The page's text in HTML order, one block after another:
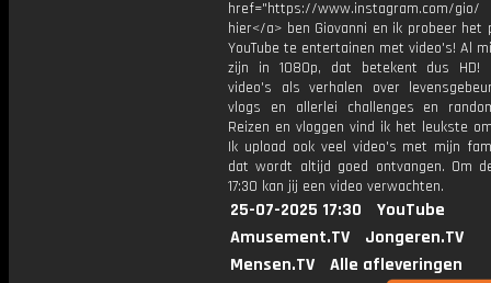
href="https://www.instagram.com/
hier</a> ben Giovanni en ik probeer het
YouTube te entertainen met video's! Al
zijn in 1080p, dat betekent dus HD!
video's als verhalen over
vlogs en allerlei challenges en
Reizen en vloggen vind ik het leukste
Ik upload ook veel video's met mijn
dat wordt altijd goed ontvangen. Om
17:30 kan jij een video verwachten.
25-07-2025 17:30
YouTube
Amusement.TV
Jongeren.TV
Mensen.TV
Alle afleveringen